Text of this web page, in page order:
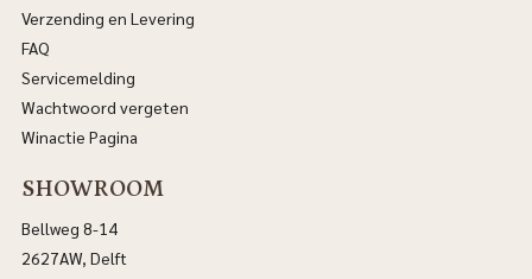
Verzending en Levering
FAQ
Servicemelding
Wachtwoord vergeten
Winactie Pagina
SHOWROOM
Bellweg 8-14
2627AW, Delft